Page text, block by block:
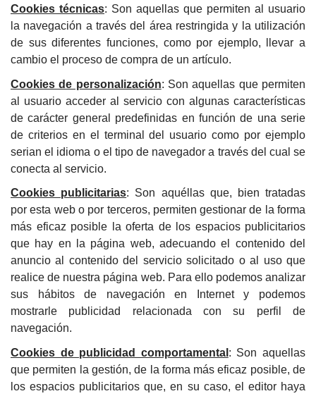
Cookies técnicas: Son aquellas que permiten al usuario
la navegación a través del área restringida y la utilización
de sus diferentes funciones, como por ejemplo, llevar a
cambio el proceso de compra de un artículo.
Cookies de personalización: Son aquellas que permiten
al usuario acceder al servicio con algunas características
de carácter general predefinidas en función de una serie
de criterios en el terminal del usuario como por ejemplo
serian el idioma o el tipo de navegador a través del cual se
conecta al servicio.
Cookies publicitarias: Son aquéllas que, bien tratadas
por esta web o por terceros, permiten gestionar de la forma
más eficaz posible la oferta de los espacios publicitarios
que hay en la página web, adecuando el contenido del
anuncio al contenido del servicio solicitado o al uso que
realice de nuestra página web. Para ello podemos analizar
sus hábitos de navegación en Internet y podemos
mostrarle publicidad relacionada con su perfil de
navegación.
Cookies de publicidad comportamental : Son aquellas
que permiten la gestión, de la forma más eficaz posible, de
los espacios publicitarios que, en su caso, el editor haya